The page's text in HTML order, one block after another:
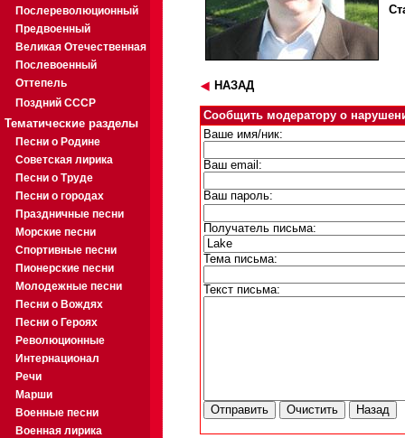
Послереволюционный
Предвоенный
Великая Отечественная
Послевоенный
Оттепель
Поздний СССР
Тематические разделы
Песни о Родине
Советская лирика
Песни о Труде
Песни о городах
Праздничные песни
Морские песни
Спортивные песни
Пионерские песни
Молодежные песни
Песни о Вождях
Песни о Героях
Революционные
Интернационал
Речи
Марши
Военные песни
Военная лирика
НАЗАД
Сообщить модератору о
Ваше имя/ник:
Ваш email:
Ваш пароль:
Получатель письма:
Тема письма:
Текст письма: